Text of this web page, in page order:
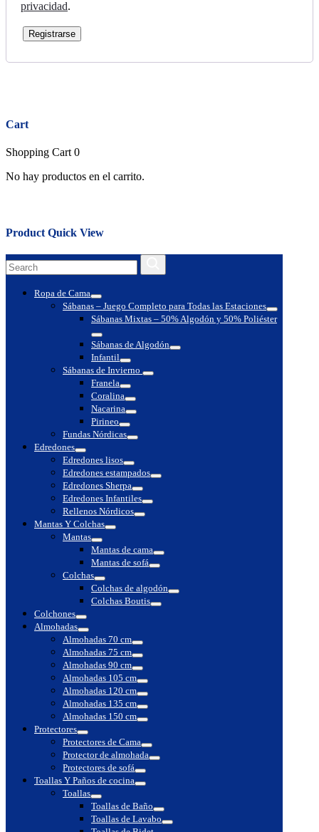
privacidad.
Registrarse
Cart
Shopping Cart 0
No hay productos en el carrito.
Product Quick View
Search
for:
Ropa de Cama
Toggle
Sábanas – Juego Completo para Todas las Estaciones
Toggle
Sábanas Mixtas – 50% Algodón y 50% Poliéster
Toggle
Sábanas de Algodón
Toggle
Infantil
Toggle
Sábanas de Invierno
Toggle
Franela
Toggle
Coralina
Toggle
Nacarina
Toggle
Pirineo
Toggle
Fundas Nórdicas
Toggle
Edredones
Toggle
Edredones lisos
Toggle
Edredones estampados
Toggle
Edredones Sherpa
Toggle
Edredones Infantiles
Toggle
Rellenos Nórdicos
Toggle
Mantas Y Colchas
Toggle
Mantas
Toggle
Mantas de cama
Toggle
Mantas de sofá
Toggle
Colchas
Toggle
Colchas de algodón
Toggle
Colchas Boutis
Toggle
Colchones
Toggle
Almohadas
Toggle
Almohadas 70 cm
Toggle
Almohadas 75 cm
Toggle
Almohadas 90 cm
Toggle
Almohadas 105 cm
Toggle
Almohadas 120 cm
Toggle
Almohadas 135 cm
Toggle
Almohadas 150 cm
Toggle
Protectores
Toggle
Protectores de Cama
Toggle
Protector de almohada
Toggle
Protectores de sofá
Toggle
Toallas Y Paños de cocina
Toggle
Toallas
Toggle
Toallas de Baño
Toggle
Toallas de Lavabo
Toggle